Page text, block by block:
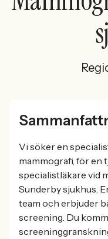
Vi söker en
mammografi, för en
specialistläkare vid
Sunderby sjukhus.
team och erbjuder
screening. Du